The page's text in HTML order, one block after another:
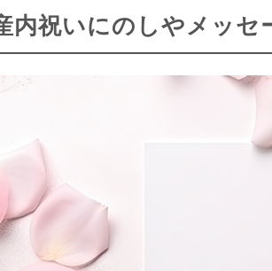
内祝いにのしやメッセ